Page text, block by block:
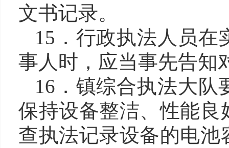
文书记录。
15．行政执法人员在
事人时，应当事先告知
16．镇综合执法大队
保持设备整洁、性能
查执法记录设备的电